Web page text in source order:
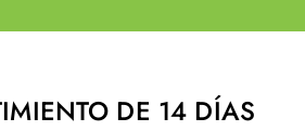
DE 14 DÍAS